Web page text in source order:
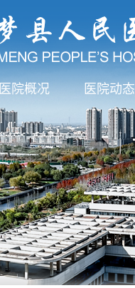
医院概况 医院动态